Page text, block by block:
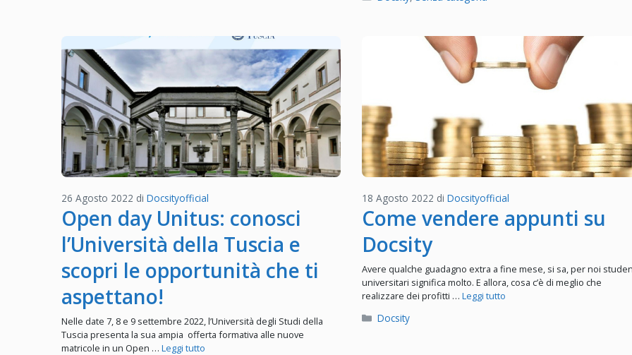
Open day Unitus: conosci
l’Università della Tuscia e
scopri le opportunità che ti
aspettano!
26 Agosto 2022 di Docsityofficial
Nelle date 7, 8 e 9 settembre 2022, l’Università degli Studi della
Tuscia presenta la sua ampia offerta formativa alle nuove
matricole in un Open … Leggi tutto
Come vendere appunti su
Docsity
18 Agosto 2022 di Docsityofficial
Avere qualche guadagno extra a fine mese, si sa, per noi
universitari significa molto. E allora, cosa c’è di meglio che
realizzare dei profitti … Leggi tutto
Categorie
Docsity